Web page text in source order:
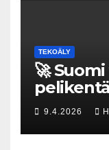
TEKOÄLY
🚀
9.4.2026